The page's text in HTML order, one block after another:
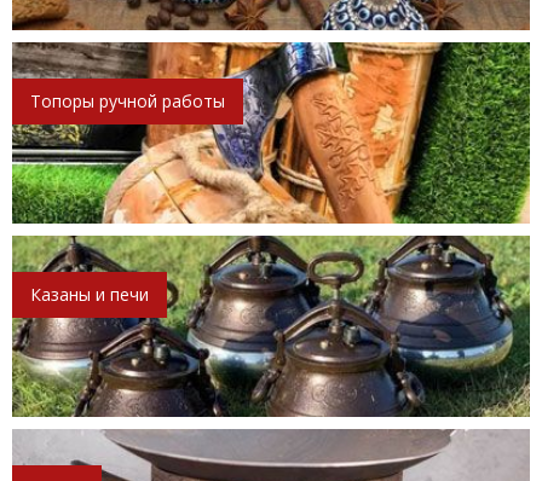
Топоры ручной работы
Казаны и печи